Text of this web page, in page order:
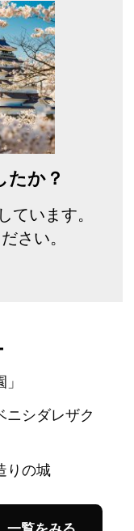
たか？
ています。
さい。
ニシダレザク
りの城